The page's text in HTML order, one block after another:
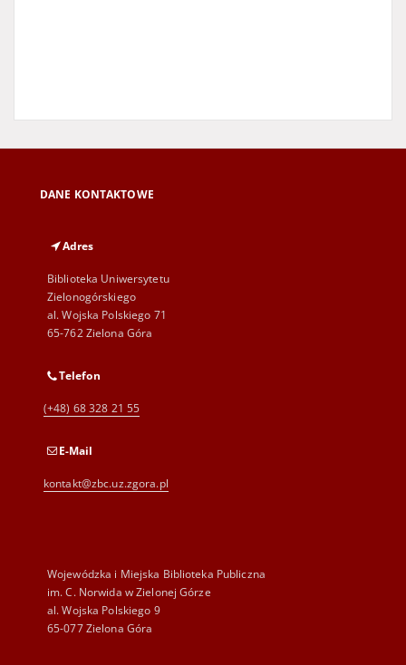
DANE KONTAKTOWE
Adres
Biblioteka Uniwersytetu
Zielonogórskiego
al. Wojska Polskiego 71
65-762 Zielona Góra
Telefon
(+48) 68 328 21 55
E-Mail
kontakt@zbc.uz.zgora.pl
Wojewódzka i Miejska Biblioteka Publiczna
im. C. Norwida w Zielonej Górze
al. Wojska Polskiego 9
65-077 Zielona Góra